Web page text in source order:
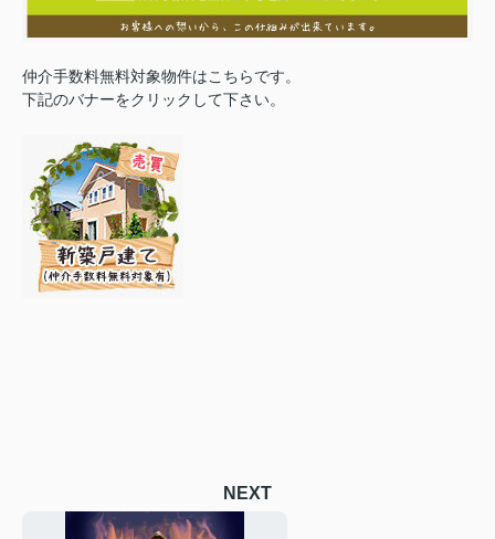
仲介手数料無料対象物件はこちらです。
下記のバナーをクリックして下さい。
NEXT